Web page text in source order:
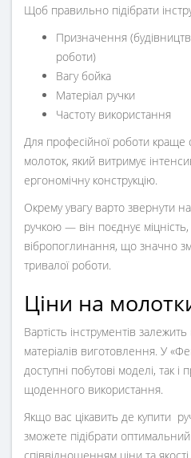
Щоб правильно підібрати
Призначення
роботи)
Вагу бойка
Матеріал ручки
Частоту використання
Для професійної роботи краще
молоток, який витримує
ергономічну конструкцію.
Окрему увагу варто звернути на
ручкою — він поєднує міцність,
вібропоглинання, що значно
тривалої роботи.
Ціни на
Вартість інструментів
матеріалів виготовлення. У
доступні побутові моделі, так і
щоденного використання.
Якщо вас цікавить де купити
зможете підібрати оптимальний